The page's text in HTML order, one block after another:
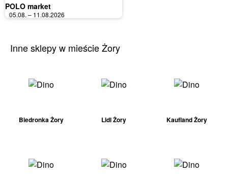
POLO market
05.08. – 11.08.2026
Inne sklepy w mieście Żory
Biedronka Żory Lidl Żory Kaufland Żory